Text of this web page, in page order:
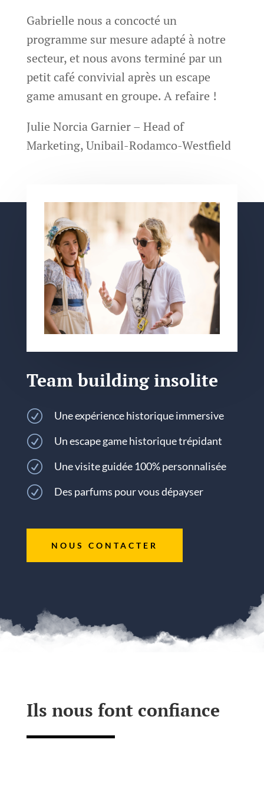
Gabrielle nous a concocté un
programme sur mesure adapté à notre
secteur, et nous avons terminé par un
petit café convivial après un escape
game amusant en groupe. A refaire !
Julie Norcia Garnier – Head of
Marketing, Unibail-Rodamco-Westfield
Team building insolite
R Une expérience historique immersive
R Un escape game historique trépidant
R Une visite guidée 100% personnalisée
R Des parfums pour vous dépayser
NOUS CONTACTER
Ils nous font confiance